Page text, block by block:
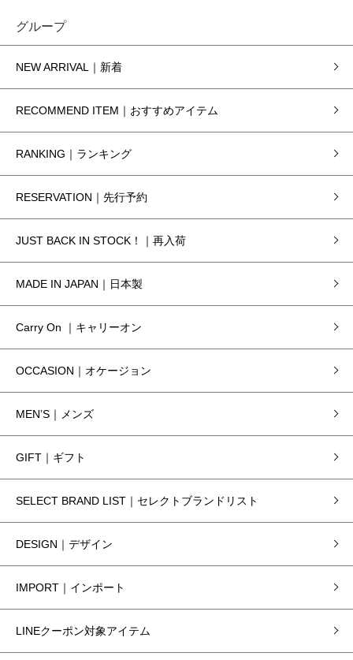
グループ
NEW ARRIVAL｜新着
RECOMMEND ITEM｜おすすめアイテム
RANKING｜ランキング
RESERVATION｜先行予約
JUST BACK IN STOCK！｜再入荷
MADE IN JAPAN｜日本製
Carry On ｜キャリーオン
OCCASION｜オケージョン
MEN’S｜メンズ
GIFT｜ギフト
SELECT BRAND LIST｜セレクトブランドリスト
DESIGN｜デザイン
IMPORT｜インポート
LINEクーポン対象アイテム